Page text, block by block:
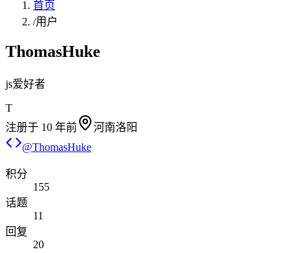
首页
/用户
ThomasHuke
js爱好者
T
注册于 10 年前
河南洛阳
@ThomasHuke
积分
155
话题
11
回复
20